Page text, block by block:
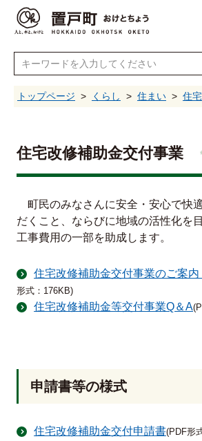
トップページ くらし 住まい 住
住宅改修補助金交付事業
町民のみなさんに安全・安心で快
だくこと、ならびに地域の活性化を
工事費用の一部を助成します。
住宅改修補助金交付事業のご案
形式：176KB)
住宅改修補助金等交付事業Q＆A
申請書等の様式
住宅改修補助金交付申請書(PDF形
祉
化